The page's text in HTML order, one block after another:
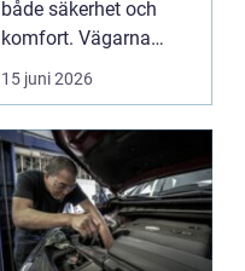
både säkerhet och
komfort. Vägarna
växlar mellan
motorväg...
15 juni 2026